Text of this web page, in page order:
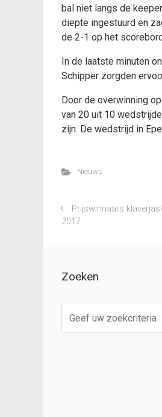
bal niet langs de
diepte ingestuurd en
de 2-1 op het
In de laatste minuten
Schipper zorgden
Door de overwinning
van 20 uit 10
zijn. De wedstrijd in
Nieuws
Prijswinnaars
2017
Zoeken